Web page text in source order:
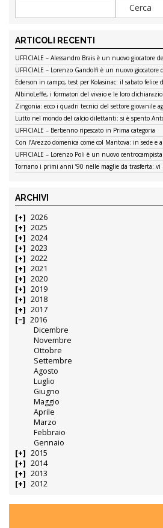
ARTICOLI RECENTI
UFFICIALE – Alessandro Brais è un nuovo giocatore
UFFICIALE – Lorenzo Gandolfi è un nuovo giocatore
Ederson in campo, test per Kolasinac: il sabato felice
AlbinoLeffe, i formatori del vivaio e le loro
Zingonia: ecco i quadri tecnici del settore giovanile
Lutto nel mondo del calcio dilettanti: si è spento
UFFICIALE – Berbenno ripescato in Prima categoria
Con l’Arezzo domenica come col Mantova: in sede e
UFFICIALE – Lorenzo Poli è un nuovo
Tornano i primi anni ’90 nelle maglie da trasferta: vi
ARCHIVI
2026
2025
2024
2023
2022
2021
2020
2019
2018
2017
2016
Dicembre
Novembre
Ottobre
Settembre
Agosto
Luglio
Giugno
Maggio
Aprile
Marzo
Febbraio
Gennaio
2015
2014
2013
2012